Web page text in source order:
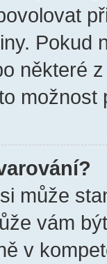
Pokud
některé
může
vám
v